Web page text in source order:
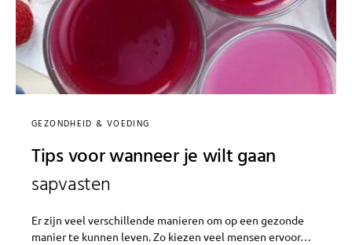
GEZONDHEID & VOEDING
Tips voor wanneer je wilt gaan
sapvasten
Er zijn veel verschillende manieren om op een gezonde
manier te kunnen leven. Zo kiezen veel mensen ervoor…